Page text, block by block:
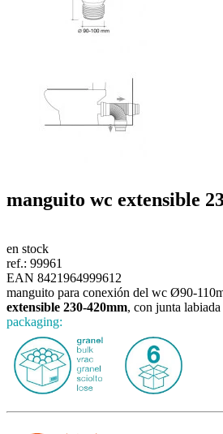
manguito wc extensible
en stock
ref.: 99961
EAN 8421964999612
manguito para conexión del wc Ø90-
extensible 230-420mm, con junta
packaging: